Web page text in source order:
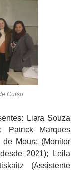
Curso
Liara Souza
Patrick Marques
de Moura (Monitor
2021); Leila
(Assistente